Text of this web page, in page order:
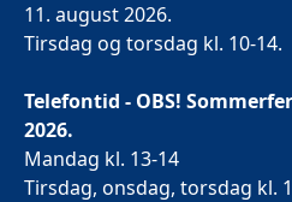
11. august 2026.
Tirsdag og torsdag kl. 10-14.
Telefontid - OBS!
2026.
Mandag kl. 13-14
Tirsdag, onsdag, torsdag kl.